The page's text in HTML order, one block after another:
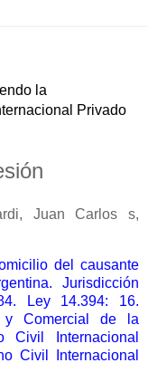
la
Privado
Juan Carlos s,
del causante
Jurisdicción
Ley 14.394: 16.
y Comercial de la
Civil Internacional
Civil Internacional